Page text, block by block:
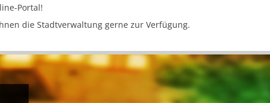
Portal!
die Stadtverwaltung gerne zur Verfügung.